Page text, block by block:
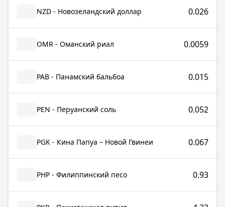
NZD - Новозеландский доллар 0.026
OMR - Оманский риал 0.0059
PAB - Панамский бальбоа 0.015
PEN - Перуанский соль 0.052
PGK - Кина Папуа – Новой Гвинеи 0.067
PHP - Филиппинский песо 0.93